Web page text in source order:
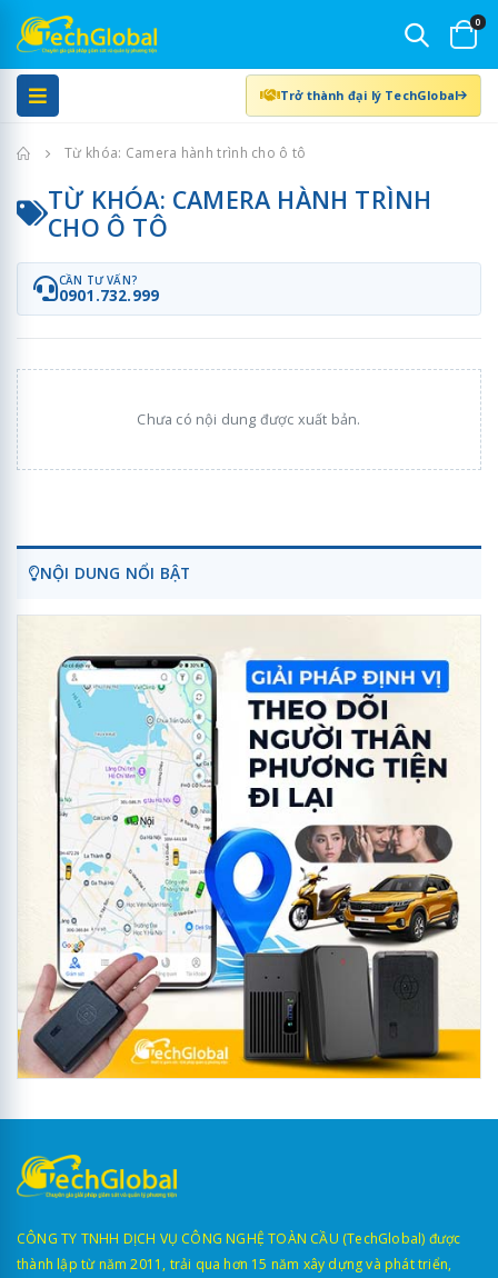
0
Trở thành đại lý TechGlobal
Trang chủTừ khóa: Camera hành trình cho ô tô
TỪ KHÓA: CAMERA HÀNH TRÌNH
CHO Ô TÔ
CẦN TƯ VẤN?
0901.732.999
Chưa có nội dung được xuất bản.
NỘI DUNG NỔI BẬT
CÔNG TY TNHH DỊCH VỤ CÔNG NGHỆ TOÀN CẦU (TechGlobal) được
thành lập từ năm 2011, trải qua hơn 15 năm xây dựng và phát triển,